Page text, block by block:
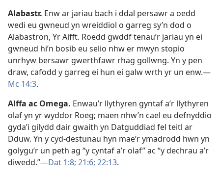
Alabastr. Enw ar jariau bach i ddal persawr a oedd
wedi eu gwneud yn wreiddiol o garreg sy’n dod o
Alabastron, Yr Aifft. Roedd gwddf tenau’r jariau yn ei
gwneud hi’n bosib eu selio nhw er mwyn stopio
unrhyw bersawr gwerthfawr rhag gollwng. Yn y pen
draw, cafodd y garreg ei hun ei galw wrth yr un enw.—
Mc 14:3.
Alffa ac Omega. Enwau’r llythyren gyntaf a’r llythyren
olaf yn yr wyddor Roeg; maen nhw’n cael eu defnyddio
gyda’i gilydd dair gwaith yn Datguddiad fel teitl ar
Dduw. Yn y cyd-destunau hyn mae’r ymadrodd hwn yn
golygu’r un peth ag “y cyntaf a’r olaf” ac “y dechrau a’r
diwedd.”—Dat 1:8; 21:6; 22:13.